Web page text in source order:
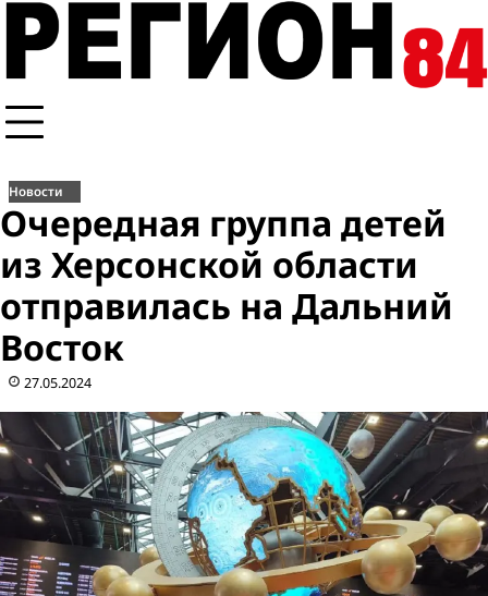
Перейти
содержимому
Новости
Очередная группа детей
из Херсонской области
отправилась на Дальний
Восток
27.05.2024